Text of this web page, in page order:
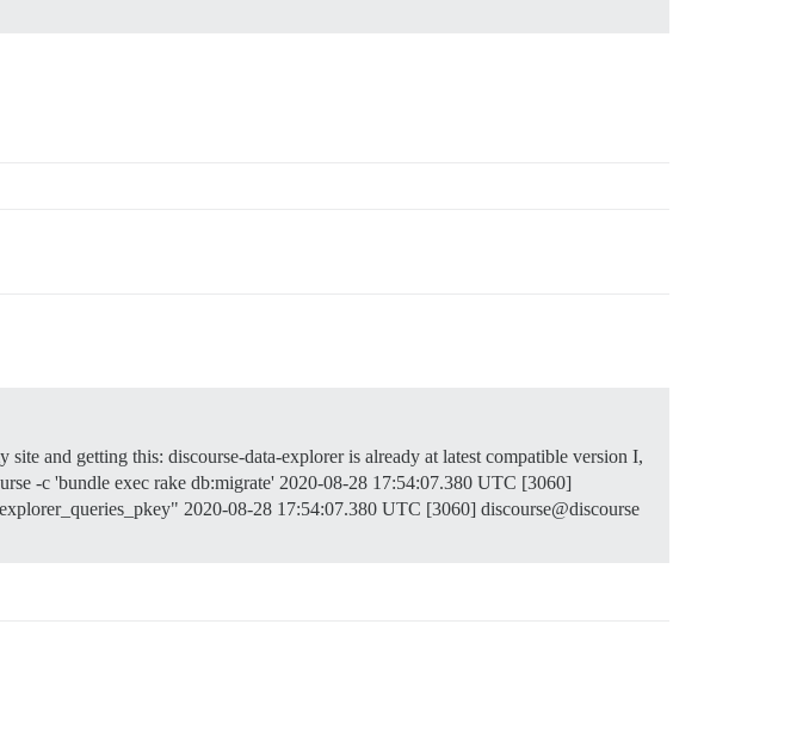
and getting this: discourse-data-explorer is already at latest compatible version I,
-c 'bundle exec rake db:migrate' 2020-08-28 17:54:07.380 UTC [3060]
2020-08-28 17:54:07.380 UTC [3060] discourse@discourse